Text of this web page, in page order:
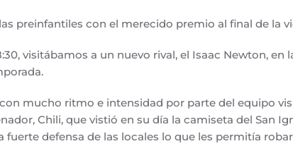
preinfantiles con el merecido premio al final de la
visitábamos a un nuevo rival, el Isaac Newton, en
mucho ritmo e intensidad por parte del equipo
Chili, que vistió en su día la camiseta del San
fuerte defensa de las locales lo que les permitía